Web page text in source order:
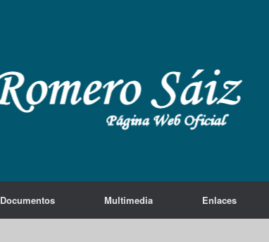
Documentos Multimedia Enlaces